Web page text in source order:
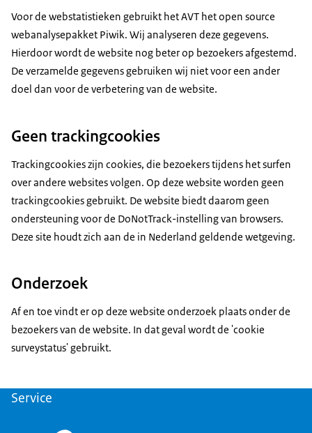
Voor de webstatistieken gebruikt het AVT het open source
webanalysepakket Piwik. Wij analyseren deze gegevens.
Hierdoor wordt de website nog beter op bezoekers afgestemd.
De verzamelde gegevens gebruiken wij niet voor een ander
doel dan voor de verbetering van de website.
Geen trackingcookies
Trackingcookies zijn cookies, die bezoekers tijdens het surfen
over andere websites volgen. Op deze website worden geen
trackingcookies gebruikt. De website biedt daarom geen
ondersteuning voor de DoNotTrack-instelling van browsers.
Deze site houdt zich aan de in Nederland geldende wetgeving.
Onderzoek
Af en toe vindt er op deze website onderzoek plaats onder de
bezoekers van de website. In dat geval wordt de 'cookie
surveystatus' gebruikt.
Service